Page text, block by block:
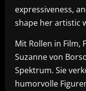
expressiveness,
shape her artistic
Mit Rollen in Film,
Suzanne von
Spektrum. Sie
humorvolle